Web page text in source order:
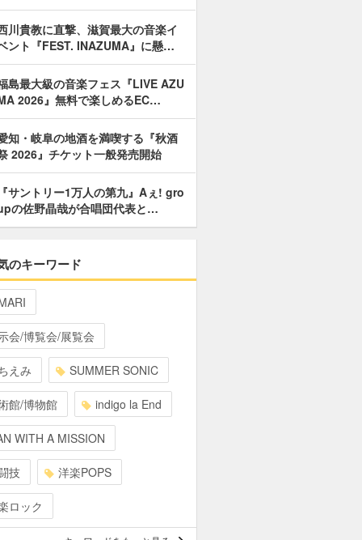
川貴教に直撃、滋賀最大の音楽イ
ント『FEST. INAZUMA』に懸…
島最大級の音楽フェス『LIVE AZU
2026』無料で楽しめるEC…
知・岐阜の地酒を満喫する『秋酒
2026』チケット一般発売開始
『サントリー1万人の第九』Aぇ! gro
の佐野晶哉が合唱団代表と…
のキーワード
会/博覧会/展覧会
えみ SUMMER SONIC
館/博物館 indigo la End
WITH A MISSION
技 洋楽POPS
ロック